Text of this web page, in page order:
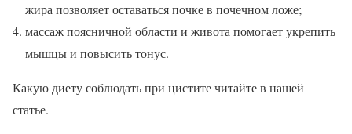
жира позволяет оставаться почке в почечном ложе;
массаж поясничной области и живота помогает укрепить
мышцы и повысить тонус.
Какую диету соблюдать при цистите читайте в нашей
статье.